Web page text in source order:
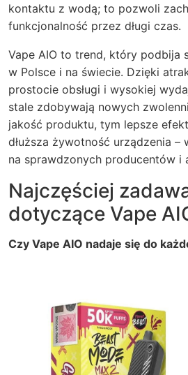
kontaktu z wodą; to pozwoli
funkcjonalność przez długi czas.
Vape AIO to trend, który podbija
w Polsce i na świecie. Dzięki
prostocie obsługi i wysokiej
stale zdobywają nowych
jakość produktu, tym lepsze
dłuższa żywotność urządzenia
na sprawdzonych producentów i
Najczęściej
dotyczące Vape
Czy Vape AIO nadaje się do